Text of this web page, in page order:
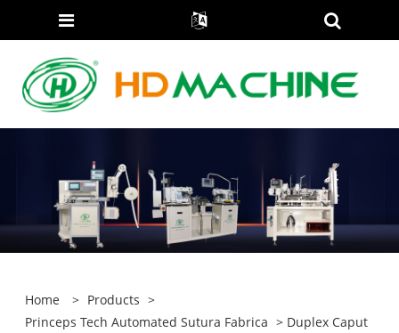
Home > Products >
Princeps Tech Automated Sutura Fabrica > Duplex Caput